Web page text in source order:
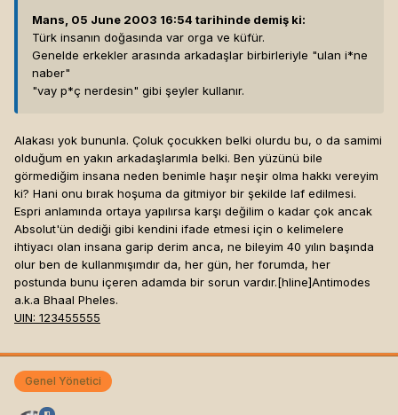
Mans, 05 June 2003 16:54 tarihinde demiş ki:
Türk insanın doğasında var orga ve küfür.
Genelde erkekler arasında arkadaşlar birbirleriyle "ulan i*ne
naber"
"vay p*ç nerdesin" gibi şeyler kullanır.
Alakası yok bununla. Çoluk çocukken belki olurdu bu, o da samimi
olduğum en yakın arkadaşlarımla belki. Ben yüzünü bile
görmediğim insana neden benimle haşır neşir olma hakkı vereyim
ki? Hani onu bırak hoşuma da gitmiyor bir şekilde laf edilmesi.
Espri anlamında ortaya yapılırsa karşı değilim o kadar çok ancak
Absolut'ün dediği gibi kendini ifade etmesi için o kelimelere
ihtiyacı olan insana garip derim anca, ne bileyim 40 yılın başında
olur ben de kullanmışımdır da, her gün, her forumda, her
postunda bunu içeren adamda bir sorun vardır.[hline]Antimodes
a.k.a Bhaal Pheles.
UIN: 123455555
Genel Yönetici